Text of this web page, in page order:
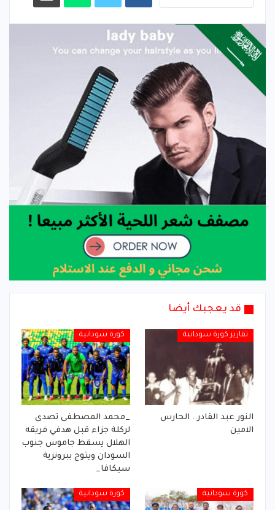
قد يعجبك أيضا
تقارير كورة سودانية
النور عبد القادر.. الحارس
الامين
كورة سودانية
_محمد المصطفى تصدى
لركلة جزاء قبل هدفي فريقه
الهلال يسقط جاموس جنوب
السودان ويتوج ببرونزية
سيكافا_
كورة سودانية كورة سودانية